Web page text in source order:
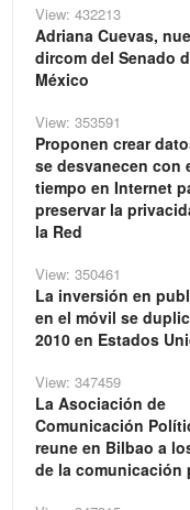
View: 432213
Adriana Cuevas,
dircom del Senado
México
View: 353591
Proponen crear
se desvanecen con
tiempo en Internet
preservar la
la Red
View: 350461
La inversión en
en el móvil se
2010 en Estados
View: 347459
La Asociación de
Comunicación
reune en Bilbao a
de la comunicación